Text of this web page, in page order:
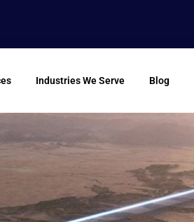
Industries We Serve Blog